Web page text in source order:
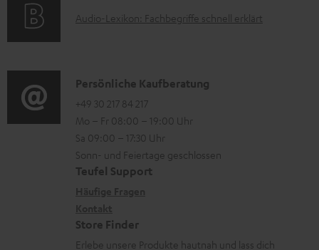
A
r
t
i
o
n
e
u
A
i
o
-
L
e
k
Audio-Lexikon: Fachbegriffe schnell erklärt
K
o
n
t
a
d
Persönliche Kaufberatung
+49 30 217 84 217
Mo – Fr 08:00 – 19:00 Uhr
Sa 09:00 – 17:30 Uhr
Sonn- und Feiertage geschlossen
Teufel Support
Store Finder
Erlebe unsere Produkte hautnah und lass dich